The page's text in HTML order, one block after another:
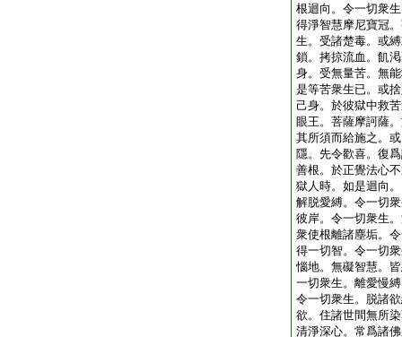
根迴向。令一切衆
得淨智慧摩尼寶冠
生。受諸楚毒。或
鎖。拷掠流血。飢
身。受無量苦。無
是等苦衆生已。或
己身。於彼獄中救
眼王。菩薩摩訶薩
其所須而給施之。
隱。先令歡喜。復
善根。於正覺法心
獄人時。如是迴向
解脱愛縛。令一切
彼岸。令一切衆生
衆使根離諸塵垢。
得一切智。令一切
惱地。無礙智慧。
一切衆生。離愛慢
令一切衆生。脱諸
欲。住諸世間無所
清淨深心。常爲諸